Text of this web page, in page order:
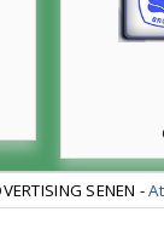
SENEN -